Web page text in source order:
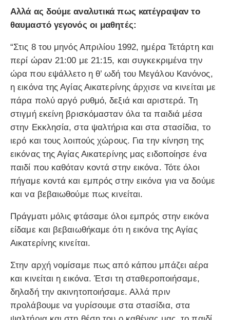
Αλλά ας δούμε αναλυτικά πως κατέγραψαν το
θαυμαστό γεγονός οι μαθητές:
“Στις 8 του μηνός Απριλίου 1992, ημέρα Τετάρτη και
περί ώραν 21:00 με 21:15, και συγκεκριμένα την
ώρα που εψάλλετο η θ’ ωδή του Μεγάλου Κανόνος,
η εικόνα της Αγίας Αικατερίνης άρχισε να κινείται με
πάρα πολύ αργό ρυθμό, δεξιά και αριστερά. Τη
στιγμή εκείνη βρισκόμασταν όλα τα παιδιά μέσα
στην Εκκλησία, στα ψαλτήρια και στα στασίδια, το
ιερό και τους λοιπούς χώρους. Για την κίνηση της
εικόνας της Αγίας Αικατερίνης μας ειδοποίησε ένα
παιδί που καθόταν κοντά στην εικόνα. Τότε όλοι
πήγαμε κοντά και εμπρός στην εικόνα για να δούμε
και να βεβαιωθούμε πως κινείται.
Πράγματι μόλις φτάσαμε όλοι εμπρός στην εικόνα
είδαμε και βεβαιωθήκαμε ότι η εικόνα της Αγίας
Αικατερίνης κινείται.
Στην αρχή νομίσαμε πως από κάπου μπάζει αέρα
και κινείται η εικόνα. Έτσι τη σταθεροποιήσαμε,
δηλαδή την ακινητοποιήσαμε. Αλλά πριν
προλάβουμε να γυρίσουμε στα στασίδια, στα